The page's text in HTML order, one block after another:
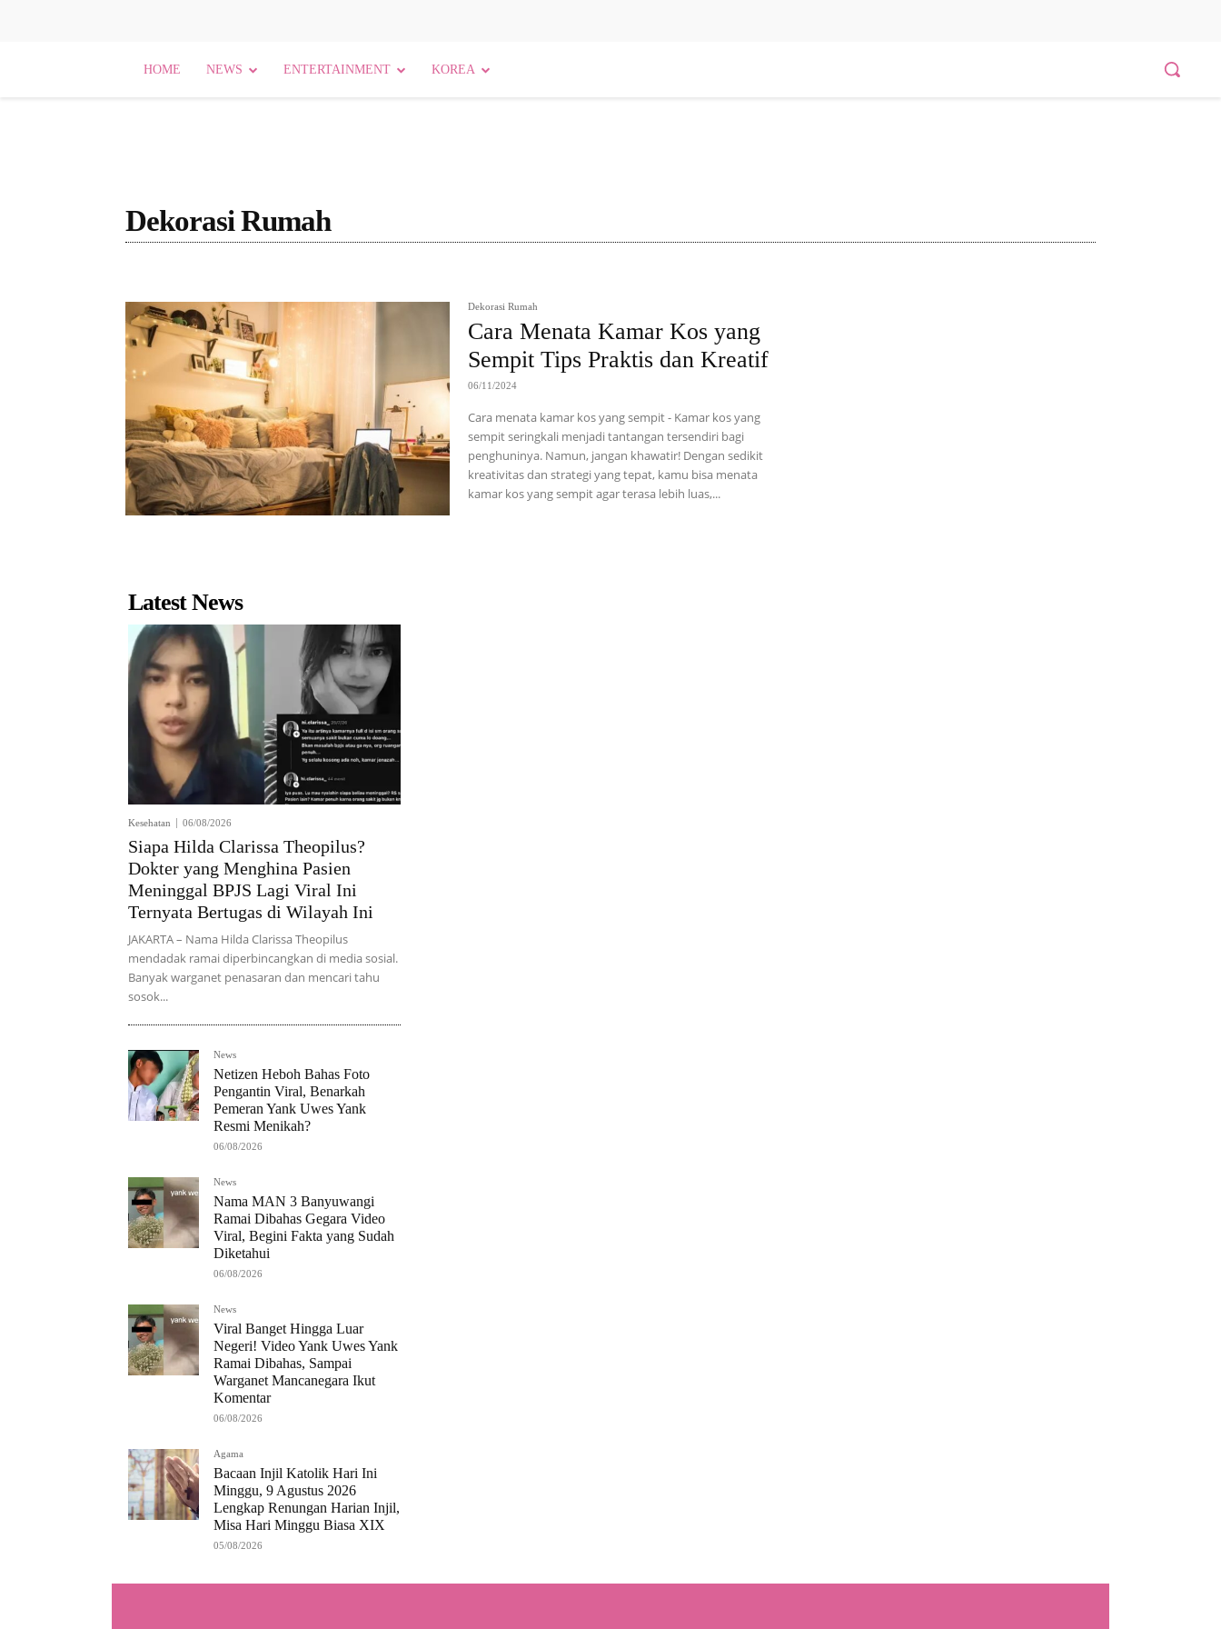
HOME NEWS ENTERTAINMENT KOREA
Dekorasi Rumah
Dekorasi Rumah
Cara Menata Kamar Kos yang
Sempit Tips Praktis dan Kreatif
06/11/2024
Cara menata kamar kos yang sempit - Kamar kos yang
sempit seringkali menjadi tantangan tersendiri bagi
penghuninya. Namun, jangan khawatir! Dengan sedikit
kreativitas dan strategi yang tepat, kamu bisa menata
kamar kos yang sempit agar terasa lebih luas,...
Latest News
Kesehatan 06/08/2026
Siapa Hilda Clarissa Theopilus?
Dokter yang Menghina Pasien
Meninggal BPJS Lagi Viral Ini
Ternyata Bertugas di Wilayah Ini
JAKARTA – Nama Hilda Clarissa Theopilus
mendadak ramai diperbincangkan di media sosial.
Banyak warganet penasaran dan mencari tahu
sosok...
News
Netizen Heboh Bahas Foto
Pengantin Viral, Benarkah
Pemeran Yank Uwes Yank
Resmi Menikah?
06/08/2026
News
Nama MAN 3 Banyuwangi
Ramai Dibahas Gegara Video
Viral, Begini Fakta yang Sudah
Diketahui
06/08/2026
News
Viral Banget Hingga Luar
Negeri! Video Yank Uwes Yank
Ramai Dibahas, Sampai
Warganet Mancanegara Ikut
Komentar
06/08/2026
Agama
Bacaan Injil Katolik Hari Ini
Minggu, 9 Agustus 2026
Lengkap Renungan Harian Injil,
Misa Hari Minggu Biasa XIX
05/08/2026